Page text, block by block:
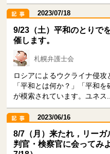
2023/07/18
9/23（土）平和のとりで
催します。
札幌弁護士会
ロシアによるウクライナ侵
「平和とは何か？」「平和
が模索されています。ユネス
2023/06/16
8/7（月）来たれ，リー
判官・検察官に会ってみ
知りたいキーワードで直接検